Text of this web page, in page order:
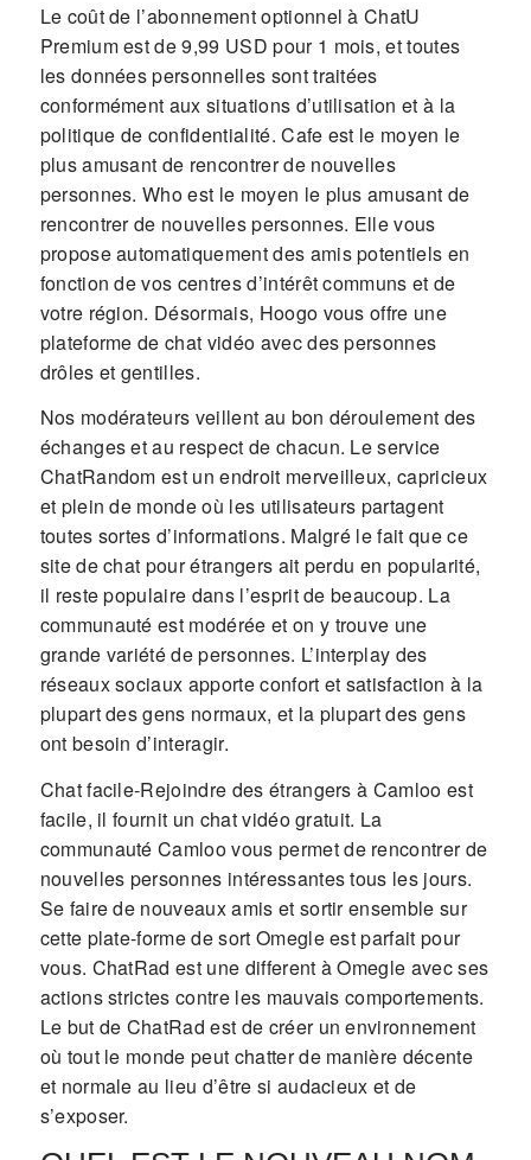
Le coût de l’abonnement optionnel à ChatU
Premium est de 9,99 USD pour 1 mois, et toutes
les données personnelles sont traitées
conformément aux situations d’utilisation et à la
politique de confidentialité. Cafe est le moyen le
plus amusant de rencontrer de nouvelles
personnes. Who est le moyen le plus amusant de
rencontrer de nouvelles personnes. Elle vous
propose automatiquement des amis potentiels en
fonction de vos centres d’intérêt communs et de
votre région. Désormais, Hoogo vous offre une
plateforme de chat vidéo avec des personnes
drôles et gentilles.
Nos modérateurs veillent au bon déroulement des
échanges et au respect de chacun. Le service
ChatRandom est un endroit merveilleux, capricieux
et plein de monde où les utilisateurs partagent
toutes sortes d’informations. Malgré le fait que ce
site de chat pour étrangers ait perdu en popularité,
il reste populaire dans l’esprit de beaucoup. La
communauté est modérée et on y trouve une
grande variété de personnes. L’interplay des
réseaux sociaux apporte confort et satisfaction à la
plupart des gens normaux, et la plupart des gens
ont besoin d’interagir.
Chat facile-Rejoindre des étrangers à Camloo est
facile, il fournit un chat vidéo gratuit. La
communauté Camloo vous permet de rencontrer de
nouvelles personnes intéressantes tous les jours.
Se faire de nouveaux amis et sortir ensemble sur
cette plate-forme de sort Omegle est parfait pour
vous. ChatRad est une different à Omegle avec ses
actions strictes contre les mauvais comportements.
Le but de ChatRad est de créer un environnement
où tout le monde peut chatter de manière décente
et normale au lieu d’être si audacieux et de
s’exposer.